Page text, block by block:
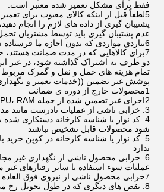
فقط برای مشکل تعمیر شده معتبر است.
5لطفاً قبل از اینکه کالای معیوب برای
پشتیبان گیری از داده های لازم را انجام
عدم پشتیبان گیری باید توسط مشتریان
6نياردي مواردی که بدون اجازه ما فرستاده شده رو رد ميکنه
7برای کالاهایی که در مدت ضمانت
دو طرف به اشتراک گذاشته شود، در غیر
تمام هزینه های حمل و نقل و گمرک مربوط
پوشش غیر تضمین ((خدمات تعمیر و
1محصولات خارج از دوره ی ضمانت
2اجزای غیر تضمین شده از جمله CPU، RAM و تراشه های فلش؛
3. خرابی ناشی از عملیات نادرست مانند مدار کوتاه PCB، شکستن
4. کد نوار یا شناسه کارخانه دستکاری
شود محصولات قابل تشخیص نباشند
5. کد نوار یا شناسه کارخانه در کوپن
ندارد
6. خرابی محصول ناشی از نگهداری غیر
عملیات سوء استفاده یا سایر رفتارهای غیر
7خرابی محصول ناشی از نیروی فوق العاده
8. نقص های دیگری که در طول تحویل رخ می دهد